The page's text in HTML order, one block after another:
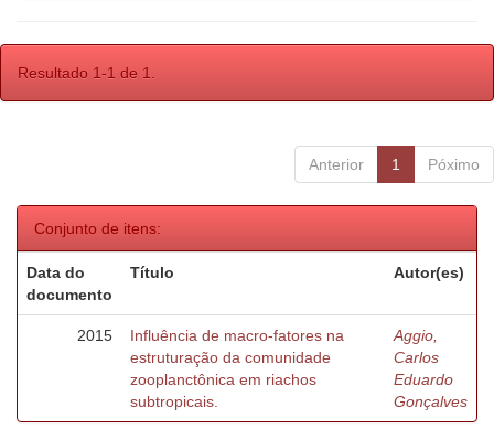
Resultado 1-1 de 1.
Anterior 1 Póximo
Conjunto de itens:
Data do
documento
Título Autor(es)
2015
Influência de macro-fatores na
estruturação da comunidade
zooplanctônica em riachos
subtropicais.
Aggio,
Carlos
Eduardo
Gonçalves